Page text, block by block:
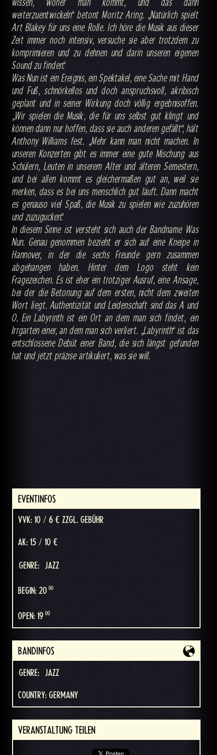
weiterzuentwickeln“ betont Moritz Aring. „Natürlich spielt
Art Blakey für uns eine Rolle. Ich höre die Musik aus dieser
Zeit immer noch intensiv, versuche sie aber trotzdem zu
komprimieren und zu dehnen und darin unseren eigenen
Sound zu finden.“
Was Nun ist ein Ereignis, ein Spektakel, eine Sache mit Hand
und Fuß, schnörkellos und doch anspruchsvoll, akribisch
geplant und in seiner Wirkung doch völlig ergebnisoffen.
„Wir spielen die Musik, die für uns selbst gut klingt und
können dann nur hoffen, dass sie auch anderen gefällt“, hält
Anthony Williams fest. „Mehr kann man nicht machen. In
unseren Konzerten gibt es immer eine gute Mischung aus
Schülern, Leuten in unserem Alter und älteren Semestern,
und bei allen kommt es gleichermaßen gut an, weil sie
merken, dass es bei uns menschlich gut läuft. Dann macht
es genauso viel Spaß, die Musik zu spielen wie zuzuhören
und zuzugucken.“
In diesem Sinne ist versteht sich auch der Bandname Was
Nun. Genau genommen bezieht er sich auf eine Kneipe in
Hannover, in der die sechs Freunde gern zusammen
abgehangen haben. Hinter dem Logo steht kein
Fragezeichen. Es ist eher ein trotziger Ausruf, eine Ansage,
bei der die Betonung auf dem ersten, nicht dem zweiten
Wort liegt. Authentizität und Leidenschaft sind das A und
O. Ein Labyrinth ist ein Ort an dem man sich findet, ein
Irrgarten einer, an dem man sich verliert. „Labyrinth“ ist das
entschlossene Debüt einer Band, die sich längst gefunden
hat und jetzt präzise artikuliert, was sie will.
EVENTINFOS
VVK: 10 / 6 € ZZGL. GEBÜHR
AK: 15 / 10 €
GENRE: JAZZ
BEGIN: 20 00
OPEN: 19 00
BANDINFOS
GENRE: JAZZ
COUNTRY: GERMANY
VERANSTALTUNG TEILEN